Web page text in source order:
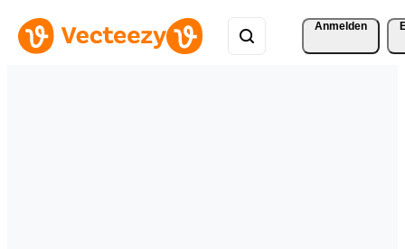
Anmelden